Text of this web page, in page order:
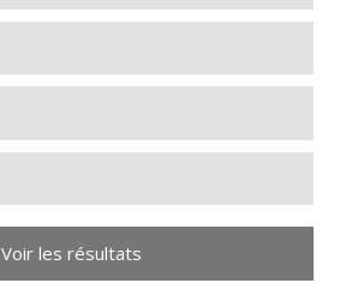
Voir les résultats